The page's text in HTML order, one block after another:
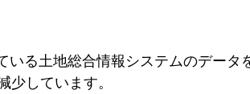
いる土地総合情報システムのデー
少しています。